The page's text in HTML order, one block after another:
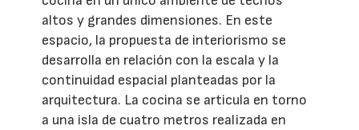
altos y grandes dimensiones. En este
espacio, la propuesta de interiorismo se
desarrolla en relación con la escala y la
continuidad espacial planteadas por la
arquitectura. La cocina se articula en torno
a una isla de cuatro metros realizada en